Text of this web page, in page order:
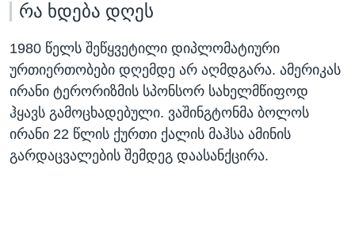
რა ხდება დღეს
1980 წელს შეწყვეტილი დიპლომატიური
ურთიერთობები დღემდე არ აღმდგარა. ამერიკას
ირანი ტერორიზმის სპონსორ სახელმწიფოდ
ჰყავს გამოცხადებული. ვაშინგტონმა ბოლოს
ირანი 22 წლის ქურთი ქალის მაჰსა ამინის
გარდაცვალების შემდეგ დაასანქცირა.